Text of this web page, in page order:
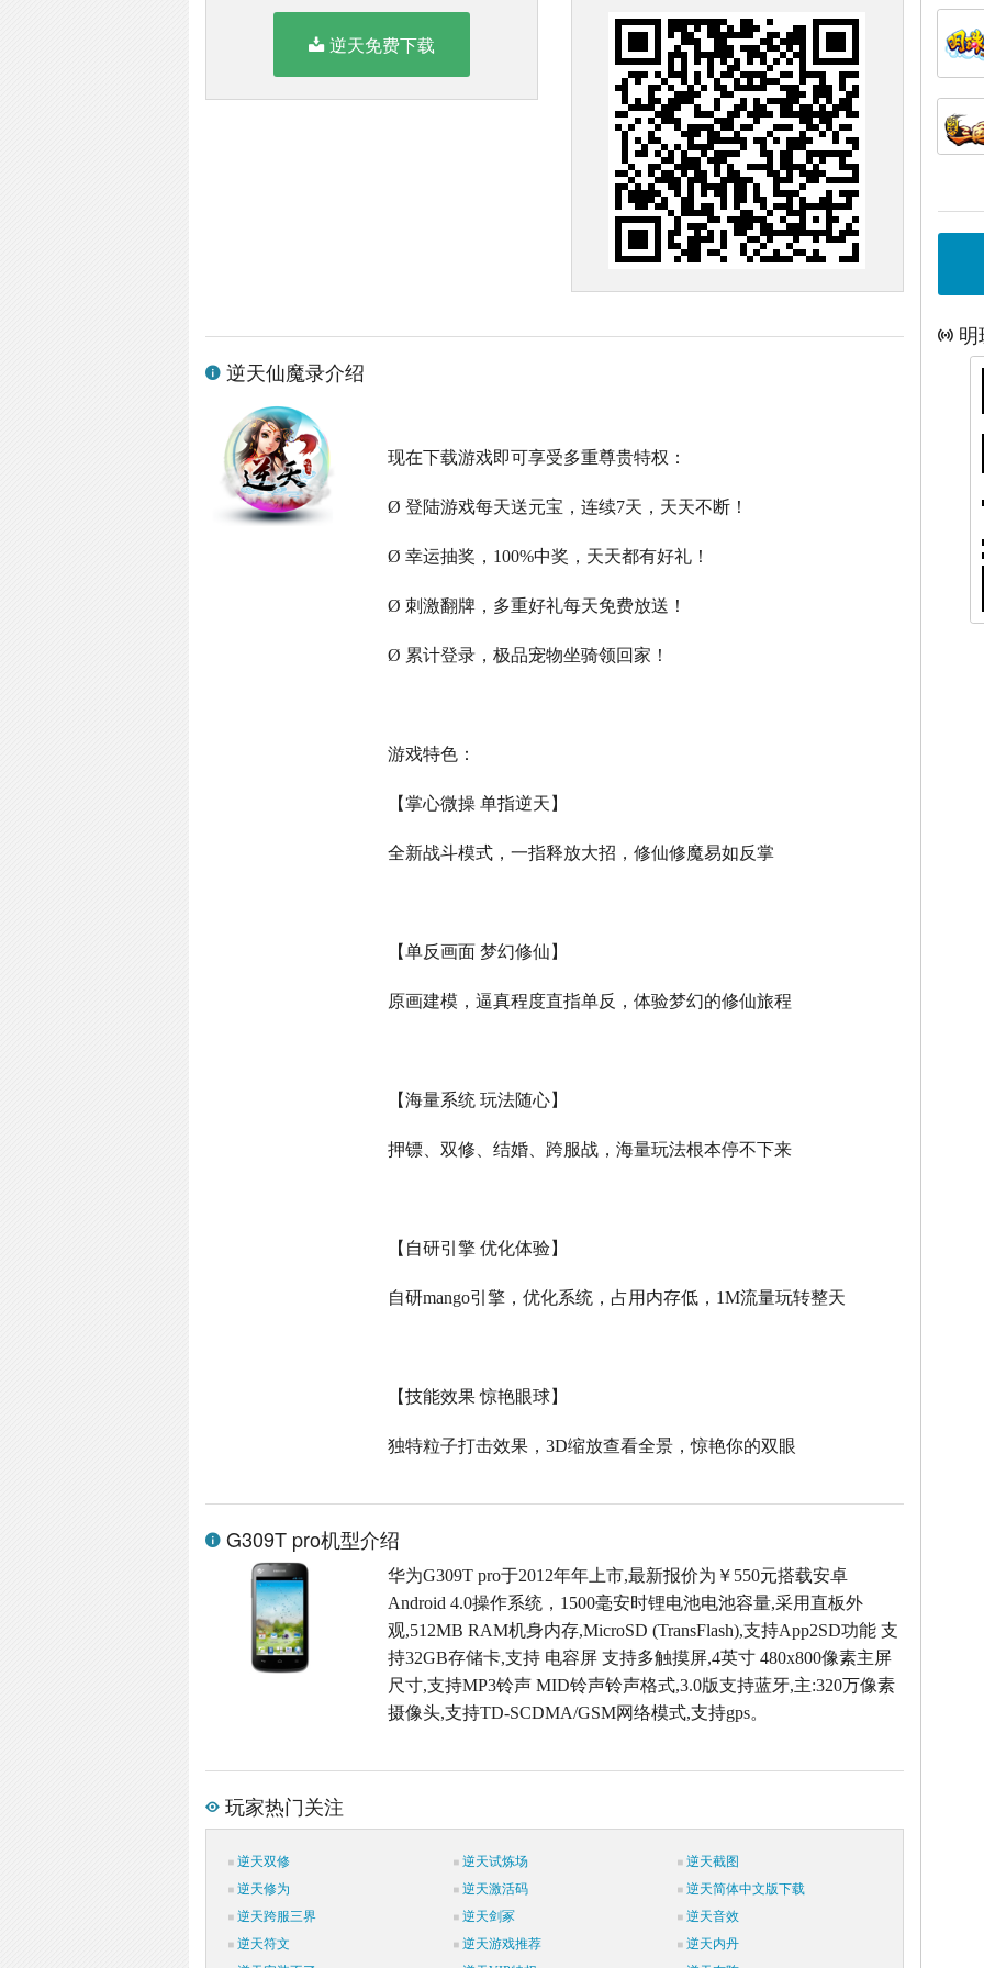
逆天免费下载
逆天仙魔录介绍
现在下载游戏即可享受多重尊贵特权：
Ø 登陆游戏每天送元宝，连续7天，天天不断！
Ø 幸运抽奖，100%中奖，天天都有好礼！
Ø 刺激翻牌，多重好礼每天免费放送！
Ø 累计登录，极品宠物坐骑领回家！
游戏特色：
【掌心微操 单指逆天】
全新战斗模式，一指释放大招，修仙修魔易如反掌
【单反画面 梦幻修仙】
原画建模，逼真程度直指单反，体验梦幻的修仙旅程
【海量系统 玩法随心】
押镖、双修、结婚、跨服战，海量玩法根本停不下来
【自研引擎 优化体验】
自研mango引擎，优化系统，占用内存低， 1M流量玩转整天
【技能效果 惊艳眼球】
独特粒子打击效果，3D缩放查看全景，惊艳你的双眼
G309T pro机型介绍
华为G309T pro于2012年年上市,最新报价为￥550元搭载安卓
Android 4.0操作系统，1500毫安时锂电池电池容量,采用直板外
观,512MB RAM机身内存,MicroSD (TransFlash),支持App2SD功能 支
持32GB存储卡,支持 电容屏 支持多触摸屏,4英寸 480x800像素主屏
尺寸,支持MP3铃声 MID铃声铃声格式,3.0版支持蓝牙,主:320万像素
摄像头,支持TD-SCDMA/GSM网络模式,支持gps。
玩家热门关注
逆天双修 逆天试炼场
逆天截图
逆天修为
逆天激活码
逆天简体中文版下载
逆天跨服三界
逆天剑冢
逆天音效
逆天符文
逆天游戏推荐
逆天内丹
明